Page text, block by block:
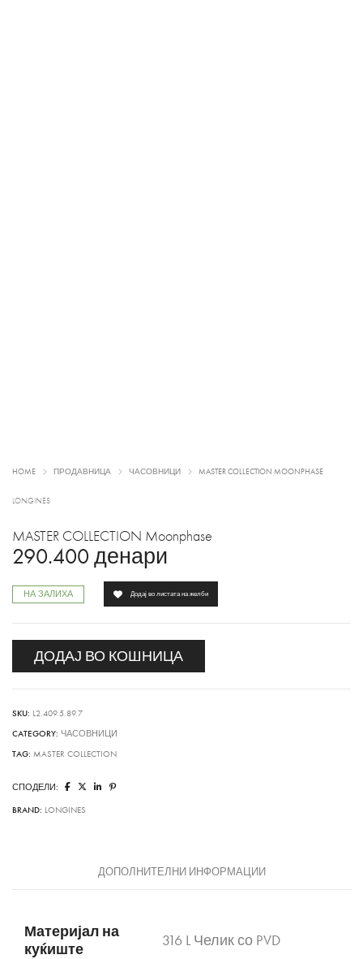
HOME ПРОДАВНИЦА ЧАСОВНИЦИ MASTER COLLECTION MOONPHASE
LONGINES
MASTER COLLECTION Moonphase
290.400 денари
НА ЗАЛИХА
ДОДАЈ ВО КОШНИЦА
Додај во листата на желби
SKU: L2.409.5.89.7
CATEGORY: ЧАСОВНИЦИ
TAG: MASTER COLLECTION
СПОДЕЛИ:
BRAND: LONGINES
ДОПОЛНИТЕЛНИ ИНФОРМАЦИИ
Материјал на
куќиште
316 L Челик со PVD